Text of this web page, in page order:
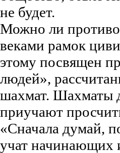
не будет.
Можно ли
веками рамок
этому посвящен
людей»,
шахмат. Шахматы
приучают
«Сначала думай,
учат начинающих